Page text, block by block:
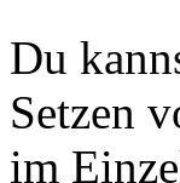
Du
Setzen
im